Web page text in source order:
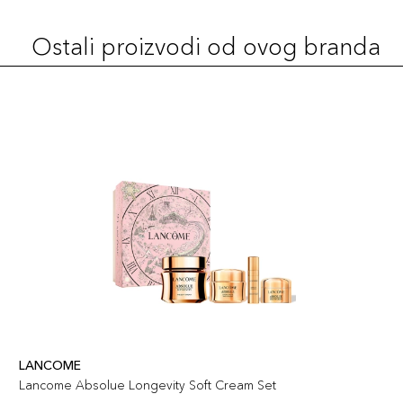
Ostali proizvodi od ovog branda
LANCOME
Lancome Absolue Longevity Soft Cream Set